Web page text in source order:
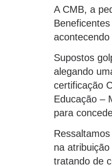
A CMB, a
Supostos
alegando
certificação
Educação –
para
na
tratando de